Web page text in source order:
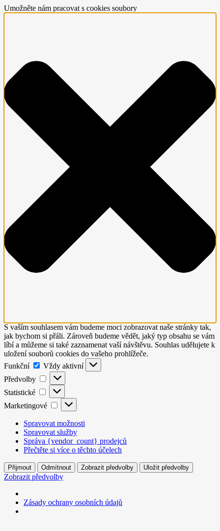
Umožněte nám pracovat s cookies soubory
S vaším souhlasem vám budeme moci zobrazovat naše stránky tak,
jak bychom si přáli. Zároveň budeme vědět, jaký typ obsahu se vám
líbí a můžeme si také zaznamenat vaší návštěvu. Souhlas udělujete k
uložení souborů cookies do vašeho prohlížeče.
Funkční
Funkční
Vždy aktivní
Předvolby
Předvolby
Statistické Statistické
Marketingové Marketingové
Spravovat možnosti
Spravovat služby
Správa {vendor_count} prodejců
Přečtěte si více o těchto účelech
Přijmout Odmítnout Zobrazit předvolby Uložit předvolby
Zobrazit předvolby
Zásady ochrany osobních údajů